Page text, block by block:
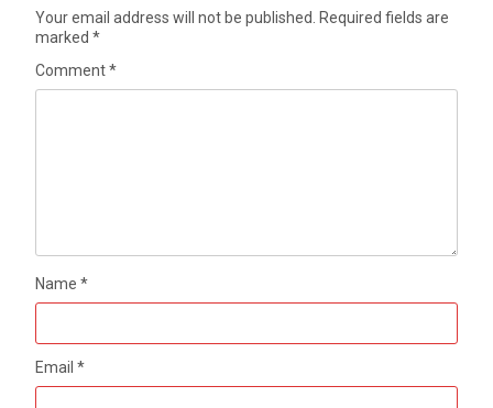
Your email address will not be published. Required fields are
marked*
Comment*
Name*
Email*